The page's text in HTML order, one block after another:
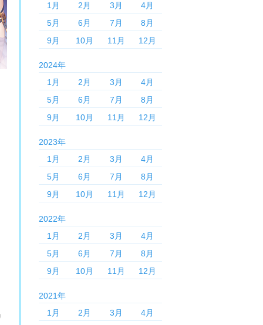
1月
2月 3月
4月
5月
6月 7月
8月
9月
10月 11月 12月
2024年
1月
2月 3月
4月
5月
6月 7月
8月
9月
10月 11月 12月
2023年
1月
2月 3月
4月
5月
6月 7月
8月
9月
10月 11月 12月
2022年
1月
2月 3月
4月
5月
6月 7月
8月
9月
10月 11月 12月
2021年
1月
2月 3月
4月